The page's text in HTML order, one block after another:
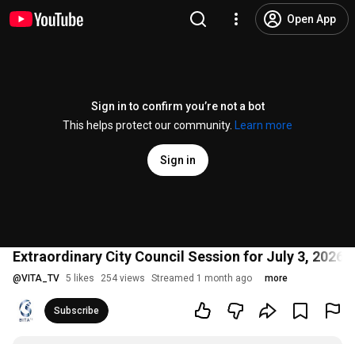
Open App
Sign in to confirm you’re not a bot
This helps protect our community.
Learn more
Sign in
Extraordinary City Council Session for July 3, 2026
@VITA_TV 5 likes 254 views Streamed 1 month ago more
Subscribe